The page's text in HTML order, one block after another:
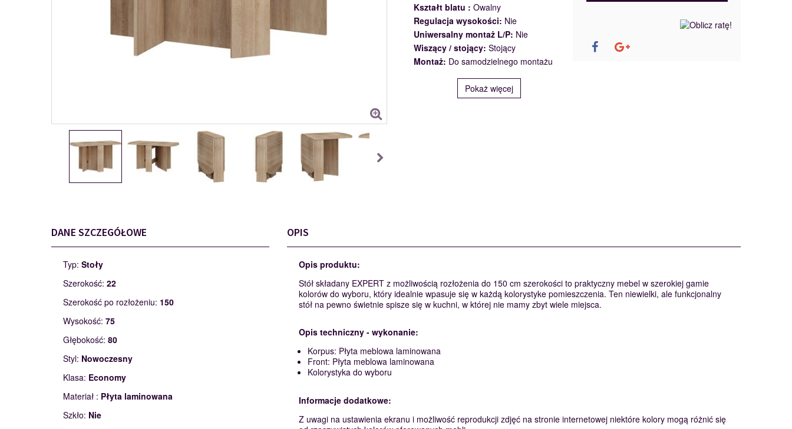
Kształt blatu : Owalny
Regulacja wysokości: Nie
Uniwersalny montaż L/P: Nie
Wiszący / stojący: Stojący
Montaż: Do samodzielnego montażu
Pokaż więcej
DANE SZCZEGÓŁOWE
Typ: Stoły
Szerokość: 22
Szerokość po rozłożeniu: 150
Wysokość: 75
Głębokość: 80
Styl: Nowoczesny
Klasa: Economy
Materiał : Płyta laminowana
Szkło: Nie
OPIS
Opis produktu:
Stół składany EXPERT z możliwością rozłożenia do 150 cm szerokości to praktyczny mebel w szerokiej gamie
kolorów do wyboru, który idealnie wpasuje się w każdą kolorystyke pomieszczenia. Ten niewielki, ale funkcjonalny
stół na pewno świetnie spisze się w kuchni, w której nie mamy zbyt wiele miejsca.
Opis techniczny - wykonanie:
Korpus: Płyta meblowa laminowana
Front: Płyta meblowa laminowana
Kolorystyka do wyboru
Informacje dodatkowe:
Z uwagi na ustawienia ekranu i możliwość reprodukcji zdjęć na stronie internetowej niektóre kolory mogą różnić się